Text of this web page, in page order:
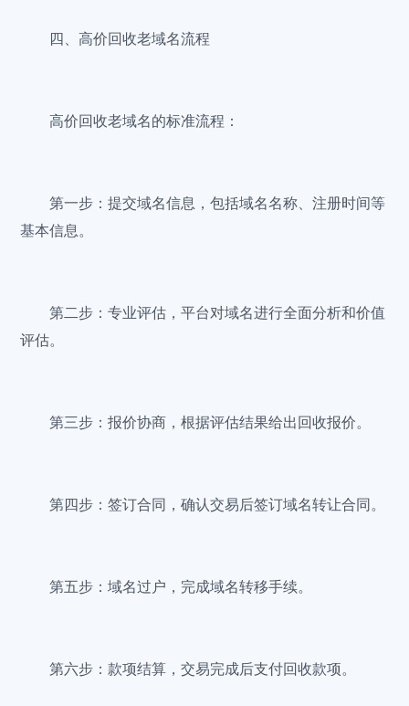
四、高价回收老域名流程
高价回收老域名的标准流程：
第一步：提交域名信息，包括域名名称、注册时间等
基本信息。
第二步：专业评估，平台对域名进行全面分析和价值
评估。
第三步：报价协商，根据评估结果给出回收报价。
第四步：签订合同，确认交易后签订域名转让合同。
第五步：域名过户，完成域名转移手续。
第六步：款项结算，交易完成后支付回收款项。